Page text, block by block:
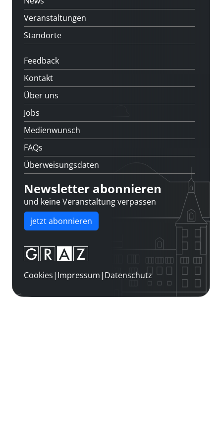
Veranstaltungen
Standorte
Feedback
Kontakt
Über uns
Jobs
Medienwunsch
FAQs
Überweisungsdaten
Newsletter abonnieren
und keine Veranstaltung verpassen
jetzt abonnieren
Cookies| Impressum| Datenschutz